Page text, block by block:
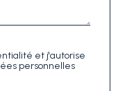
et j'autorise
personnelles